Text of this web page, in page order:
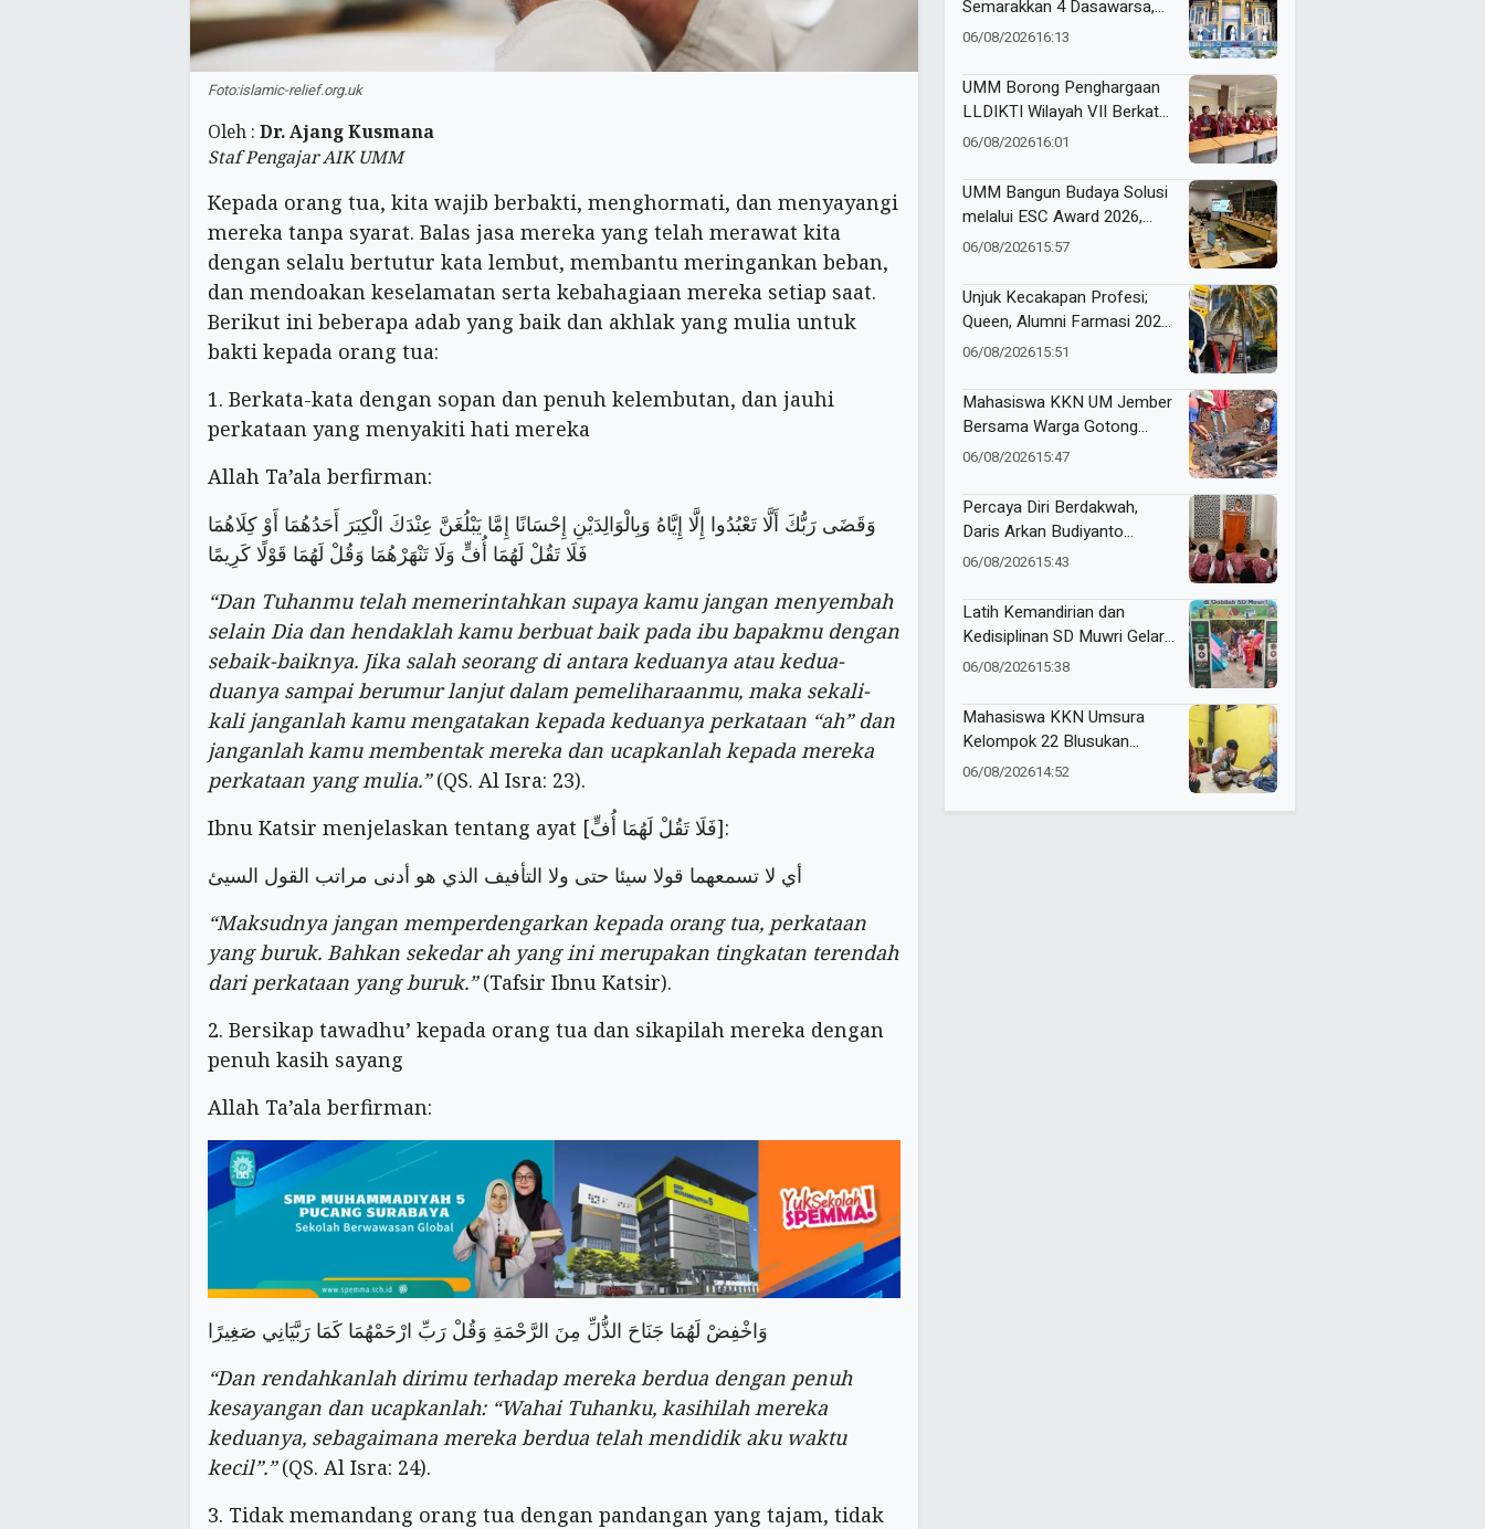
Foto:islamic-relief.org.uk
Oleh : Dr. Ajang Kusmana
Staf Pengajar AIK UMM
Kepada orang tua, kita wajib berbakti, menghormati, dan menyayangi
mereka tanpa syarat. Balas jasa mereka yang telah merawat kita
dengan selalu bertutur kata lembut, membantu meringankan beban,
dan mendoakan keselamatan serta kebahagiaan mereka setiap saat.
Berikut ini beberapa adab yang baik dan akhlak yang mulia untuk
bakti kepada orang tua:
1. Berkata-kata dengan sopan dan penuh kelembutan, dan jauhi
perkataan yang menyakiti hati mereka
Allah Ta’ala berfirman:
وَقَضَى رَبُّكَ أَلَّا تَعْبُدُوا إِلَّا إِيَّاهُ وَبِالْوَالِدَيْنِ إِحْسَانًا إِمَّا يَبْلُغَنَّ عِنْدَكَ الْكِبَرَ أَحَدُهُمَا أَوْ كِلَاهُمَا
فَلَا تَقُلْ لَهُمَا أُفٍّ وَلَا تَنْهَرْهُمَا وَقُلْ لَهُمَا قَوْلًا كَرِيمًا
“Dan Tuhanmu telah memerintahkan supaya kamu jangan menyembah
selain Dia dan hendaklah kamu berbuat baik pada ibu bapakmu dengan
sebaik-baiknya. Jika salah seorang di antara keduanya atau kedua-
duanya sampai berumur lanjut dalam pemeliharaanmu, maka sekali-
kali janganlah kamu mengatakan kepada keduanya perkataan “ah” dan
janganlah kamu membentak mereka dan ucapkanlah kepada mereka
perkataan yang mulia.”(QS. Al Isra: 23).
Ibnu Katsir menjelaskan tentang ayat [فَلَا تَقُلْ لَهُمَا أُفٍّ]:
أي لا تسمعهما قولا سيئا حتى ولا التأفيف الذي هو أدنى مراتب القول السيئ
“Maksudnya jangan memperdengarkan kepada orang tua, perkataan
yang buruk. Bahkan sekedar ah yang ini merupakan tingkatan terendah
dari perkataan yang buruk.”(Tafsir Ibnu Katsir).
2. Bersikap tawadhu’ kepada orang tua dan sikapilah mereka dengan
penuh kasih sayang
Allah Ta’ala berfirman:
وَاخْفِضْ لَهُمَا جَنَاحَ الذُّلِّ مِنَ الرَّحْمَةِ وَقُلْ رَبِّ ارْحَمْهُمَا كَمَا رَبَّيَانِي صَغِيرًا
“Dan rendahkanlah dirimu terhadap mereka berdua dengan penuh
kesayangan dan ucapkanlah: “Wahai Tuhanku, kasihilah mereka
keduanya, sebagaimana mereka berdua telah mendidik aku waktu
kecil”.”(QS. Al Isra: 24).
3. Tidak memandang orang tua dengan pandangan yang tajam, tidak
Semarakkan 4 Dasawarsa,
OPPI Gelar Pentas Seni
06/08/202616:13
UMM Borong Penghargaan
LLDIKTI Wilayah VII Berkat
Kerja Sama Industri dan
Berdampak
06/08/202616:01
UMM Bangun Budaya Solusi
melalui ESC Award 2026,
Jaring Dosen dan Tendik
06/08/202615:57
Unjuk Kecakapan Profesi;
Queen, Alumni Farmasi 2026
SMK Muhammadiyah 7
Sebelum Lulus
06/08/202615:51
Mahasiswa KKN UM Jember
Bersama Warga Gotong
Royong Bersihkan Puing
Desa Sumber Anom
06/08/202615:47
Percaya Diri Berdakwah,
Daris Arkan Budiyanto
Sampaikan Kultum Inspiratif
06/08/202615:43
Latih Kemandirian dan
Kedisiplinan SD Muwri Gelar
Kemahiran 2026
06/08/202615:38
Mahasiswa KKN Umsura
Kelompok 22 Blusukan
Kenalkan “Si-Patuh” di Desa
06/08/202614:52